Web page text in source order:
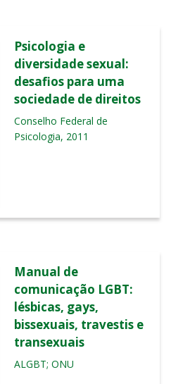
Psicologia e
diversidade sexual:
desafios para uma
sociedade de direitos
Conselho Federal de
Psicologia, 2011
Manual de
comunicação LGBT:
lésbicas, gays,
bissexuais, travestis e
transexuais
ALGBT; ONU